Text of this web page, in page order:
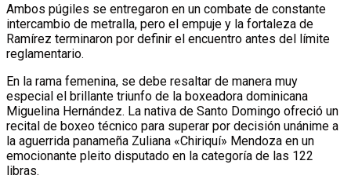
Ambos púgiles se entregaron en un combate de constante
intercambio de metralla, pero el empuje y la fortaleza de
Ramírez terminaron por definir el encuentro antes del límite
reglamentario.
En la rama femenina, se debe resaltar de manera muy
especial el brillante triunfo de la boxeadora dominicana
Miguelina Hernández. La nativa de Santo Domingo ofreció un
recital de boxeo técnico para superar por decisión unánime a
la aguerrida panameña Zuliana «Chiriquí» Mendoza en un
emocionante pleito disputado en la categoría de las 122
libras.